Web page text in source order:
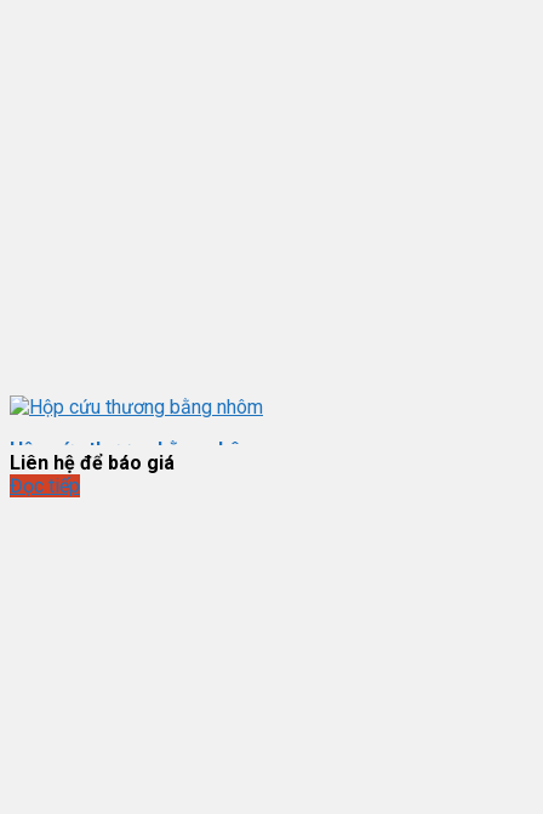
Hộp cứu thương bằng nhôm
Liên hệ để báo giá
Đọc tiếp